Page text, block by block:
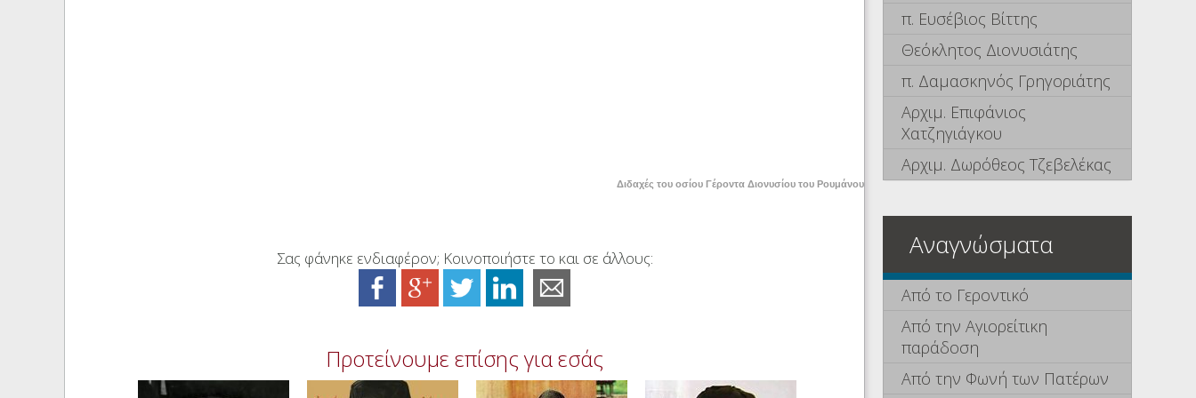
Διδαχές του οσίου Γέροντα Διονυσίου του Ρουμάνου
Σας φάνηκε ενδιαφέρον; Κοινοποιήστε το και σε άλλους:
Προτείνουμε επίσης για εσάς
π. Ευσέβιος Βίττης
Θεόκλητος Διονυσιάτης
π. Δαμασκηνός Γρηγοριάτης
Αρχιμ. Επιφάνιος
Χατζηγιάγκου
Αρχιμ. Δωρόθεος Τζεβελέκας
Αναγνώσματα
Από το Γεροντικό
Από την Αγιορείτικη
παράδοση
Από την Φωνή των Πατέρων